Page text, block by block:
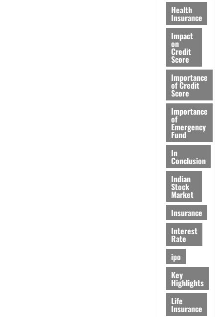
Health
Insurance
Impact
on
Credit
Score
Importance
of Credit
Score
Importance
of
Emergency
Fund
In
Conclusion
Indian
Stock
Market
Insurance
Interest
Rate
ipo
Key
Highlights
Life
Insurance